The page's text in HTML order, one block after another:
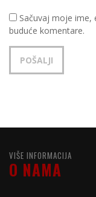
Sačuvaj moje ime,
buduće komentare.
VIŠE INFORMACIJA
O NAMA